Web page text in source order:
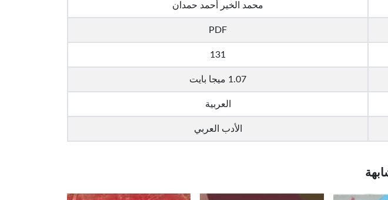
محمد الخير أحمد حمدان
PDF
131
1.07 ميجا بايت
العربية
الأدب العربي